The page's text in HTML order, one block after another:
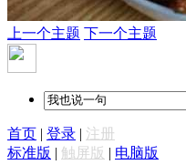
上一个主题 下一个主题
首页 | 登录 | 注册
标准版 | 触屏版 | 电脑版